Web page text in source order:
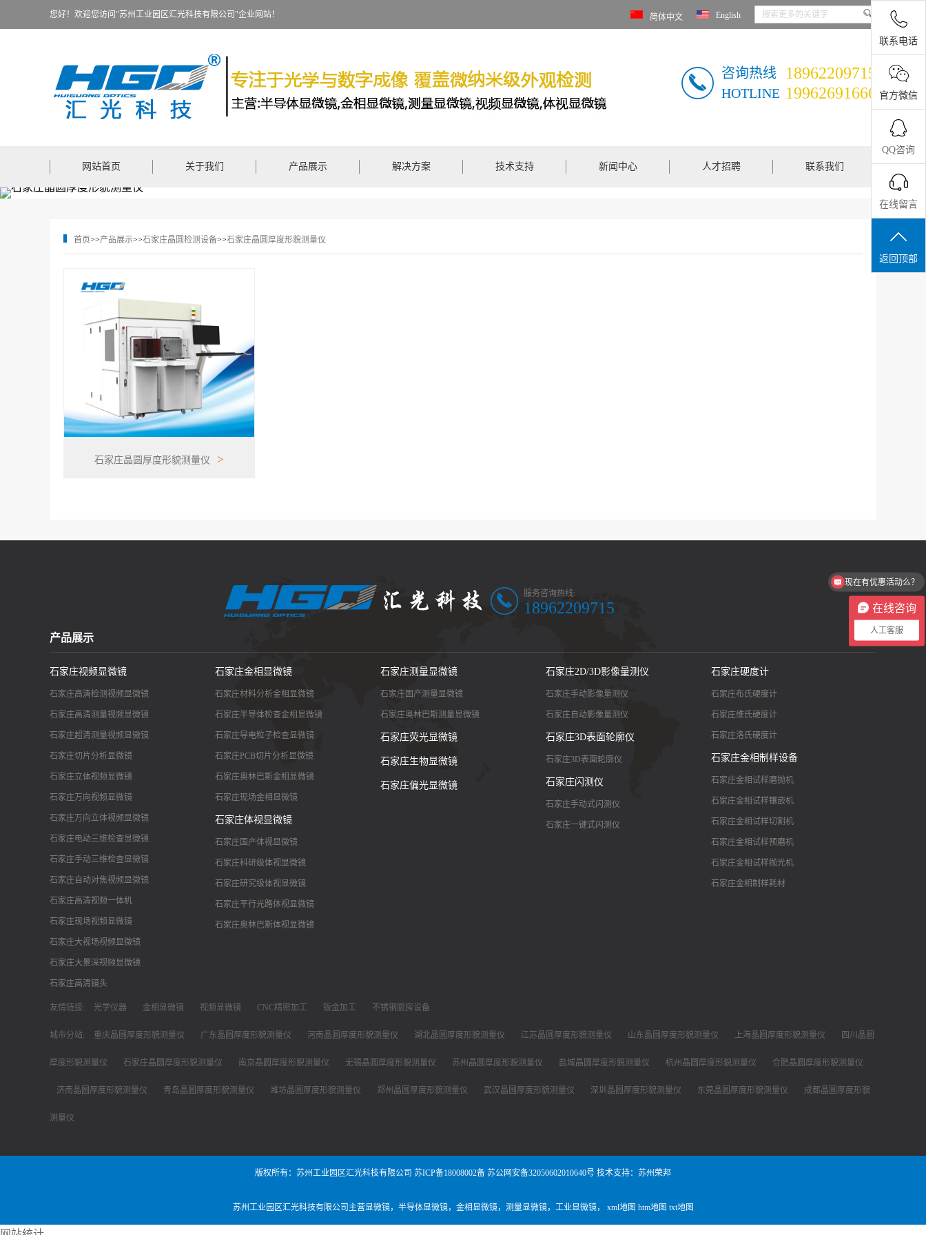
您好！欢迎您访问"苏州工业园区汇光科技有限公司"企业网站！ 简体中文 English
咨询热线
HOTLINE
18962209715
19962691666
网站首页 关于我们 产品展示 解决方案 技术支持 新闻中心 人才招聘 联系我们
首页>>产品展示>>石家庄晶圆检测设备>>石家庄晶圆厚度形貌测量仪
石家庄晶圆厚度形貌测量仪 >
服务咨询热线:
18962209715
产品展示
石家庄视频显微镜
石家庄高清检测视频显微镜
石家庄高清测量视频显微镜
石家庄超清测量视频显微镜
石家庄切片分析显微镜
石家庄立体视频显微镜
石家庄万向视频显微镜
石家庄万向立体视频显微镜
石家庄电动三维检查显微镜
石家庄手动三维检查显微镜
石家庄自动对焦视频显微镜
石家庄高清视频一体机
石家庄现场视频显微镜
石家庄大视场视频显微镜
石家庄大景深视频显微镜
石家庄高清镜头
石家庄金相显微镜
石家庄材料分析金相显微镜
石家庄半导体检查金相显微镜
石家庄导电粒子检查显微镜
石家庄PCB切片分析显微镜
石家庄奥林巴斯金相显微镜
石家庄现场金相显微镜
石家庄体视显微镜
石家庄国产体视显微镜
石家庄科研级体视显微镜
石家庄研究级体视显微镜
石家庄平行光路体视显微镜
石家庄奥林巴斯体视显微镜
石家庄测量显微镜
石家庄国产测量显微镜
石家庄奥林巴斯测量显微镜
石家庄荧光显微镜
石家庄生物显微镜
石家庄偏光显微镜
石家庄2D/3D影像量测仪
石家庄手动影像量测仪
石家庄自动影像量测仪
石家庄3D表面轮廓仪
石家庄3D表面轮廓仪
石家庄闪测仪
石家庄手动式闪测仪
石家庄一键式闪测仪
石家庄硬度计
石家庄布氏硬度计
石家庄维氏硬度计
石家庄洛氏硬度计
石家庄金相制样设备
石家庄金相试样磨抛机
石家庄金相试样镶嵌机
石家庄金相试样切割机
石家庄金相试样预磨机
石家庄金相试样抛光机
石家庄金相制样耗材
友情链接: 光学仪器 金相显微镜 视频显微镜 CNC精密加工 钣金加工 不锈钢厨房设备
城市分站: 重庆晶圆厚度形貌测量仪 广东晶圆厚度形貌测量仪 河南晶圆厚度形貌测量仪 湖北晶圆厚度形貌测量仪 江苏晶圆厚度形貌测量仪 山东晶圆厚度形貌测量仪 上海晶圆厚度形貌测量仪 四川晶圆
厚度形貌测量仪 石家庄晶圆厚度形貌测量仪 南京晶圆厚度形貌测量仪 无锡晶圆厚度形貌测量仪 苏州晶圆厚度形貌测量仪 盐城晶圆厚度形貌测量仪 杭州晶圆厚度形貌测量仪 合肥晶圆厚度形貌测量仪
济南晶圆厚度形貌测量仪 青岛晶圆厚度形貌测量仪 潍坊晶圆厚度形貌测量仪 郑州晶圆厚度形貌测量仪 武汉晶圆厚度形貌测量仪 深圳晶圆厚度形貌测量仪 东莞晶圆厚度形貌测量仪 成都晶圆厚度形貌
测量仪
版权所有：苏州工业园区汇光科技有限公司 苏ICP备18008002备 苏公网安备32050602010640号 技术支持：苏州荣邦
苏州工业园区汇光科技有限公司主营显微镜， 半导体显微镜， 金相显微镜， 测量显微镜， 工业显微镜， xml地图 htm地图 txt地图
联系电话
官方微信
QQ咨询
在线留言
返回顶部
在线咨询
人工客服
现在有优惠活动么？